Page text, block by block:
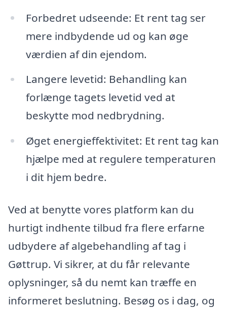
Forbedret udseende: Et rent tag ser
mere indbydende ud og kan øge
værdien af din ejendom.
Langere levetid: Behandling kan
forlænge tagets levetid ved at
beskytte mod nedbrydning.
Øget energieffektivitet: Et rent tag kan
hjælpe med at regulere temperaturen
i dit hjem bedre.
Ved at benytte vores platform kan du
hurtigt indhente tilbud fra flere erfarne
udbydere af algebehandling af tag i
Gøttrup. Vi sikrer, at du får relevante
oplysninger, så du nemt kan træffe en
informeret beslutning. Besøg os i dag, og